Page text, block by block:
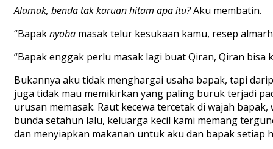
Alamak, benda tak karuan hitam apa itu?Aku membatin.
“Bapaknyoba masak telur kesukaan kamu, resep
“Bapak enggak perlu masak lagi buat Qiran, Qiran bisa
Bukannya aku tidak menghargai usaha bapak, tapi
juga tidak mau memikirkan yang paling buruk terjadi
urusan memasak. Raut kecewa tercetak di wajah
bunda setahun lalu, keluarga kecil kami memang
dan menyiapkan makanan untuk aku dan bapak setiap